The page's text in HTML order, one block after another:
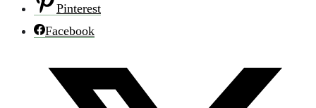
Pinterest
Facebook